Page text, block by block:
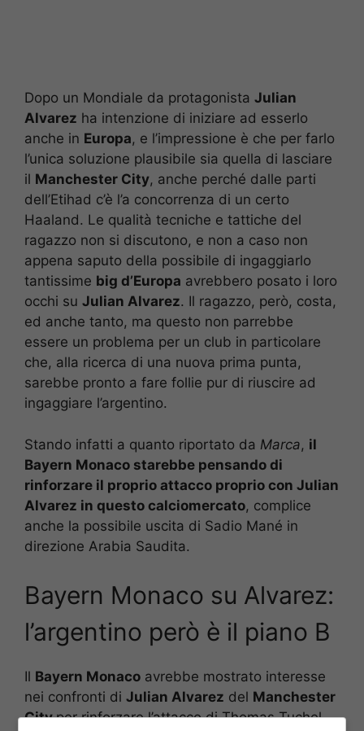
Dopo un Mondiale da protagonista Julian
Alvarez ha intenzione di iniziare ad esserlo
anche in Europa, e l’impressione è che per farlo
l’unica soluzione plausibile sia quella di lasciare
il Manchester City, anche perché dalle parti
dell’Etihad c’è l’a concorrenza di un certo
Haaland. Le qualità tecniche e tattiche del
ragazzo non si discutono, e non a caso non
appena saputo della possibile di ingaggiarlo
tantissime big d’Europa avrebbero posato i loro
occhi su Julian Alvarez. Il ragazzo, però, costa,
ed anche tanto, ma questo non parrebbe
essere un problema per un club in particolare
che, alla ricerca di una nuova prima punta,
sarebbe pronto a fare follie pur di riuscire ad
ingaggiare l’argentino.
Stando infatti a quanto riportato da Marca, il
Bayern Monaco starebbe pensando di
rinforzare il proprio attacco proprio con Julian
Alvarez in questo calciomercato, complice
anche la possibile uscita di Sadio Mané in
direzione Arabia Saudita.
Bayern Monaco su Alvarez:
l’argentino però è il piano B
Il Bayern Monaco avrebbe mostrato interesse
nei confronti di Julian Alvarez del Manchester
Cityper rinforzare l’attacco di Thomas Tuchel,